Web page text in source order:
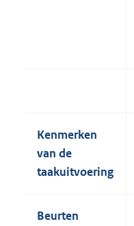
Kenmerken
van de
taakuitvoering
Beurten